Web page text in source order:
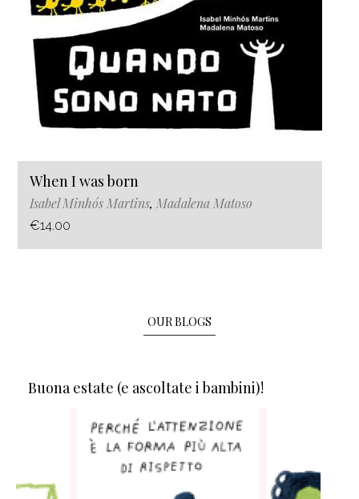
When I was born
Isabel Minhós Martins, Madalena Matoso
€14.00
OUR BLOGS
Buona estate (e ascoltate i bambini)!